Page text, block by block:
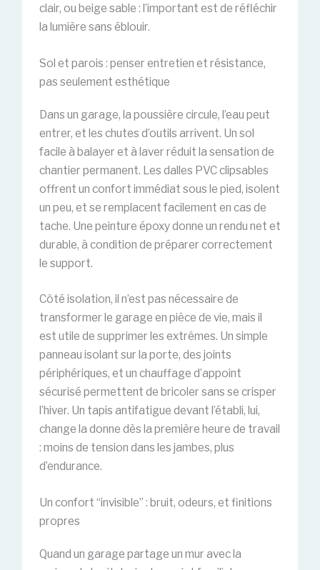
clair, ou beige sable : l’important est de réfléchir
la lumière sans éblouir.
Sol et parois : penser entretien et résistance,
pas seulement esthétique
Dans un garage, la poussière circule, l’eau peut
entrer, et les chutes d’outils arrivent. Un sol
facile à balayer et à laver réduit la sensation de
chantier permanent. Les dalles PVC clipsables
offrent un confort immédiat sous le pied, isolent
un peu, et se remplacent facilement en cas de
tache. Une peinture époxy donne un rendu net et
durable, à condition de préparer correctement
le support.
Côté isolation, il n’est pas nécessaire de
transformer le garage en pièce de vie, mais il
est utile de supprimer les extrêmes. Un simple
panneau isolant sur la porte, des joints
périphériques, et un chauffage d’appoint
sécurisé permettent de bricoler sans se crisper
l’hiver. Un tapis antifatigue devant l’établi, lui,
change la donne dès la première heure de travail
: moins de tension dans les jambes, plus
d’endurance.
Un confort “invisible” : bruit, odeurs, et finitions
propres
Quand un garage partage un mur avec la